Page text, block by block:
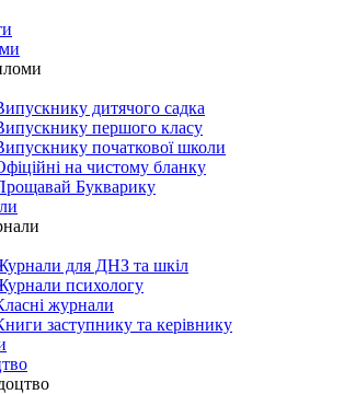
дитячого садка
першого класу
початкової школи
на чистому бланку
Букварику
для ДНЗ та шкіл
психологу
журнали
заступнику та керівнику